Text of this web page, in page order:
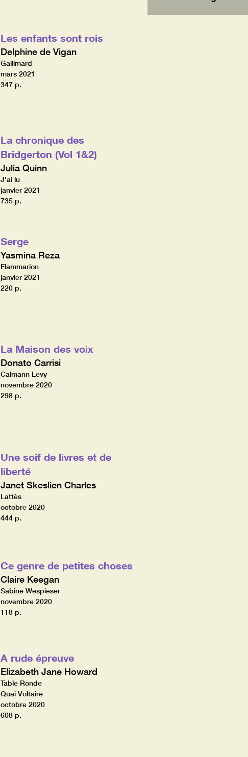
Les enfants sont rois
Delphine de Vigan
Gallimard
mars 2021
347 p.
La chronique des
Bridgerton (Vol 1&2)
Julia Quinn
J'ai lu
janvier 2021
735 p.
Serge
Yasmina Reza
Flammarion
janvier 2021
220 p.
La Maison des voix
Donato Carrisi
Calmann Levy
novembre 2020
298 p.
Une soif de livres et de
liberté
Janet Skeslien Charles
Lattès
octobre 2020
444 p.
Ce genre de petites choses
Claire Keegan
Sabine Wespieser
novembre 2020
118 p.
A rude épreuve
Elizabeth Jane Howard
Table Ronde
Quai Voltaire
octobre 2020
608 p.